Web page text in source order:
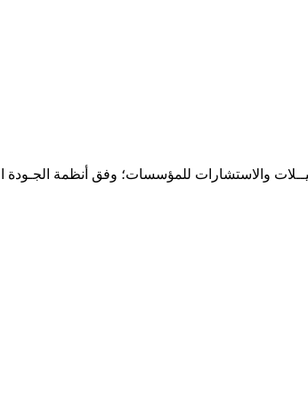
والاستشارات للمؤسسات؛ وفق أنظمة